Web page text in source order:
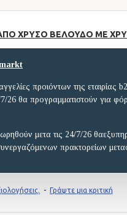
ΧΡΥΣΟ ΒΕΛΟΥΔΟ ΜΕ
προιόντων της εταιρίας
26 θα προγραμματιστούν για
μετα τις 24/7/26
πρακτορείων
- Γράψτε μια κριτική